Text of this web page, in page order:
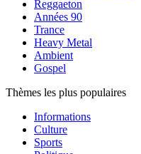
Reggaeton
Années 90
Trance
Heavy Metal
Ambient
Gospel
Thèmes les plus populaires
Informations
Culture
Sports